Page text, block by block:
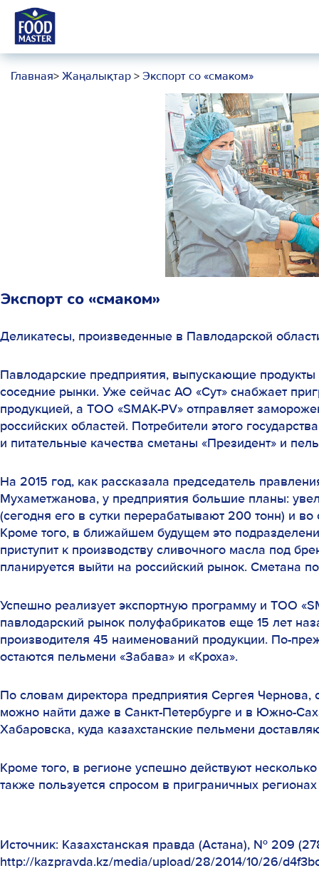
Главная> Жаңалықтар > Экспорт со «смаком»
Экспорт со «смаком»
Деликатесы, произведенные в Павлодарской
Павлодарские предприятия, выпускающие продукты
соседние рынки. Уже сейчас АО «Сут» снабжает
продукцией, а ТОО «SMAK-PV» отправляет
российских областей. Потребители этого
и питательные качества сметаны «Президент» и
На 2015 год, как рассказала председатель
Мухаметжанова, у предприятия большие планы:
(сегодня его в сутки перерабатывают 200 тонн) и
Кроме того, в ближайшем будущем это
приступит к производству сливочного масла под
планируется выйти на российский рынок. Сметана
Успешно реализует экспортную программу и ТОО
павлодарский рынок полуфабрикатов еще 15 лет
производителя 45 наименований продукции. По-
остаются пельмени «Забава» и «Кроха».
По словам директора предприятия Сергея Чернова,
можно найти даже в Санкт-Петербурге и в Южно-
Хабаровска, куда казахстанские пельмени
Кроме того, в регионе успешно действуют
также пользуется спросом в приграничных
Источник: Казахстанская правда (Астана), № 209
http://kazpravda.kz/media/upload/28/2014/10/26/